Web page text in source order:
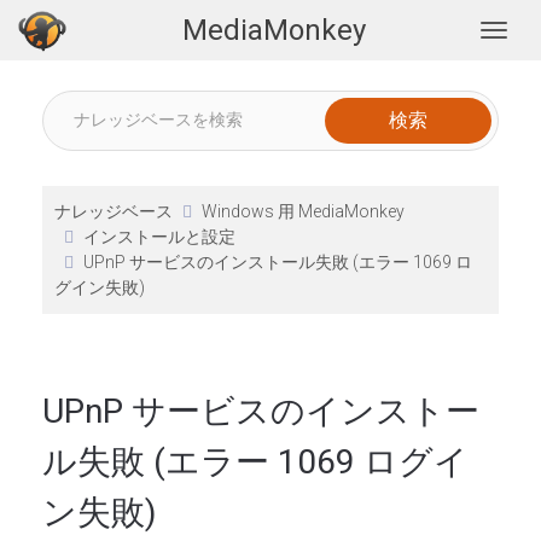
MediaMonkey
ナレッジベース
Windows 用 MediaMonkey
インストールと設定
UPnP サービスのインストール失敗 (エラー 1069 ロ
グイン失敗)
UPnP サービスのインストー
ル失敗 (エラー 1069 ログイ
ン失敗)